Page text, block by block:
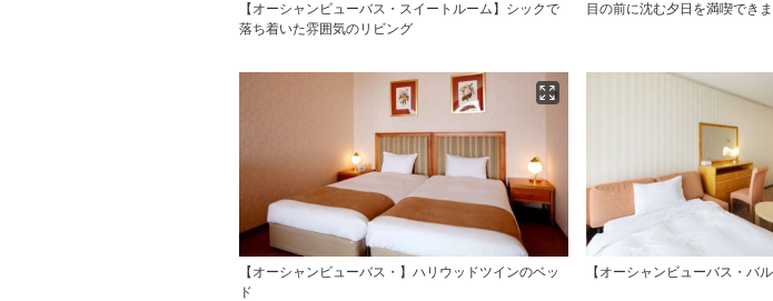
【オーシャンビューバス・スイートルーム】シックで
落ち着いた雰囲気のリビング
目の前に沈む夕日を満喫でき
【オーシャンビューバス・】ハリウッドツインのベッ
ド
【オーシャンビューバス・バ